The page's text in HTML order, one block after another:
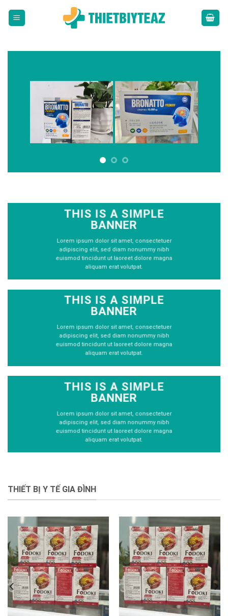
THIS IS A SIMPLE
BANNER
Lorem ipsum dolor sit amet, consectetuer
adipiscing elit, sed diam nonummy nibh
euismod tincidunt ut laoreet dolore magna
aliquam erat volutpat.
THIS IS A SIMPLE
BANNER
Lorem ipsum dolor sit amet, consectetuer
adipiscing elit, sed diam nonummy nibh
euismod tincidunt ut laoreet dolore magna
aliquam erat volutpat.
THIS IS A SIMPLE
BANNER
Lorem ipsum dolor sit amet, consectetuer
adipiscing elit, sed diam nonummy nibh
euismod tincidunt ut laoreet dolore magna
aliquam erat volutpat.
THIẾT BỊ Y TẾ GIA ĐÌNH